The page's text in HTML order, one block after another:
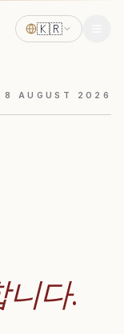
🇰🇷
8 AUGUST 2026
다.